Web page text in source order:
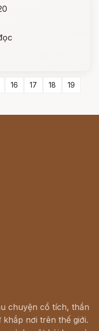
16 17 18
19
chuyện cổ tích, thần
nơi trên thế giới.